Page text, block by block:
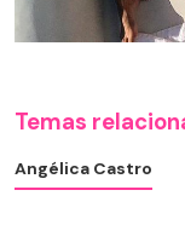
Temas
Angélica Castro